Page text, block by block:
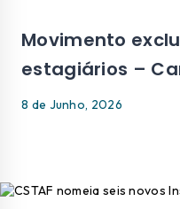
Movimento
estagiários –
8 de Junho, 2026